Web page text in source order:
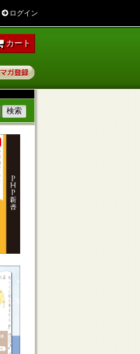
ログイン
カート